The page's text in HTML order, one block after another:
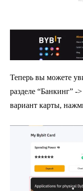
Теперь вы можете
разделе “Банкинг” ->
вариант карты,